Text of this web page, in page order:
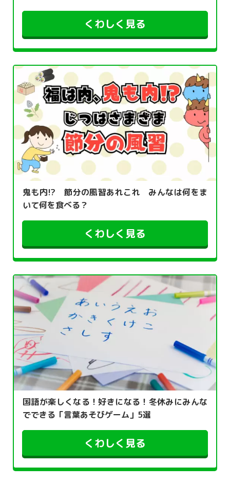
くわしく見る
鬼も内!? 節分の風習あれこれ みんなは何をま
いて何を食べる？
くわしく見る
国語が楽しくなる！好きになる！冬休みにみんな
でできる「言葉あそびゲーム」5選
くわしく見る